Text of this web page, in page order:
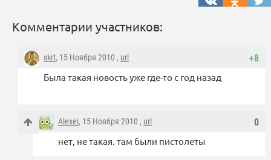
Комментарии участников:
+8
skrt, 15 Ноября 2010 , url
Была такая новость уже где-то с год назад
0
Alexei, 15 Ноября 2010 , url
нет, не такая. там были пистолеты